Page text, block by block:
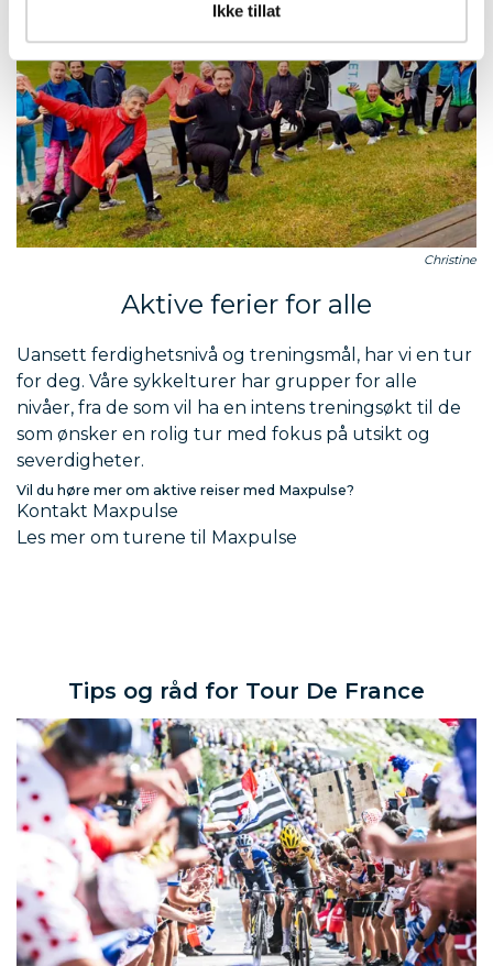
Ikke tillat
Christine
Aktive ferier for alle
Uansett ferdighetsnivå og treningsmål, har vi en tur
for deg. Våre sykkelturer har grupper for alle
nivåer, fra de som vil ha en intens treningsøkt til de
som ønsker en rolig tur med fokus på utsikt og
severdigheter.
Vil du høre mer om aktive reiser med Maxpulse?
Kontakt Maxpulse
Les mer om turene til Maxpulse
Tips og råd for Tour De France